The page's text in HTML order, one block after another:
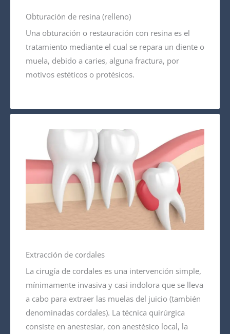
Obturación de resina (relleno)
Una obturación o restauración con resina es el
tratamiento mediante el cual se repara un diente o
muela, debido a caries, alguna fractura, por
motivos estéticos o protésicos.
Extracción de cordales
La cirugía de cordales es una intervención simple,
mínimamente invasiva y casi indolora que se lleva
a cabo para extraer las muelas del juicio (también
denominadas cordales). La técnica quirúrgica
consiste en anestesiar, con anestésico local, la